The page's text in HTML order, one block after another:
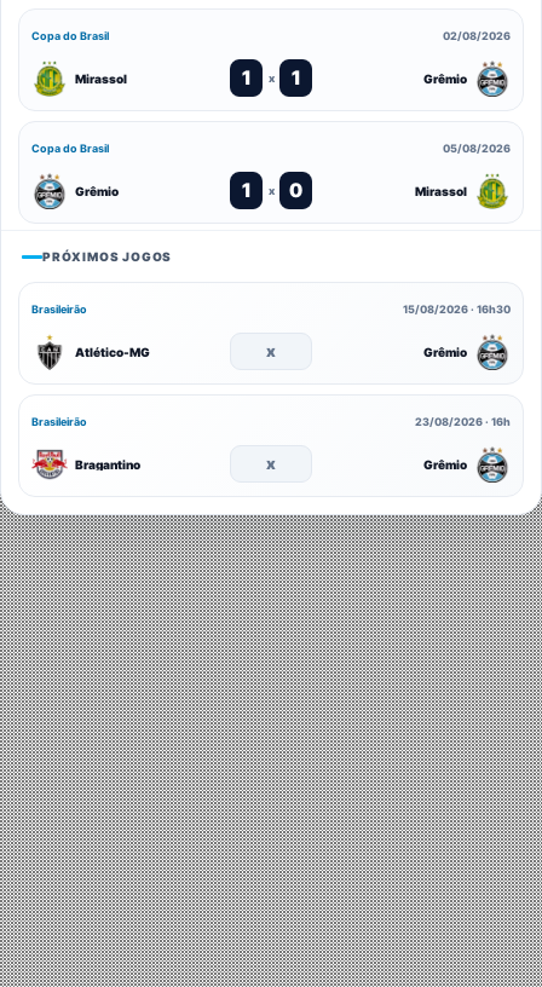
Copa do Brasil 02/08/2026
Mirassol 1 x 1 Grêmio
Copa do Brasil 05/08/2026
Grêmio 1 x 0 Mirassol
PRÓXIMOS JOGOS
Brasileirão 15/08/2026 · 16h30
Atlético-MG x Grêmio
Brasileirão 23/08/2026 · 16h
Bragantino x Grêmio